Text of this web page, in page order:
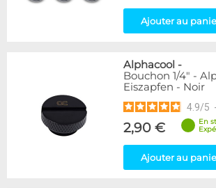
153
1
4
12
Carré
4
Coudé 30°
Passe cloison
Raccord autobloquant
1
5
Ajouter au
Alphacool -
Bouchon 1/4" -
Eiszapfen - Noir
4.9/5 -
2,90 €
En
Ajouter au